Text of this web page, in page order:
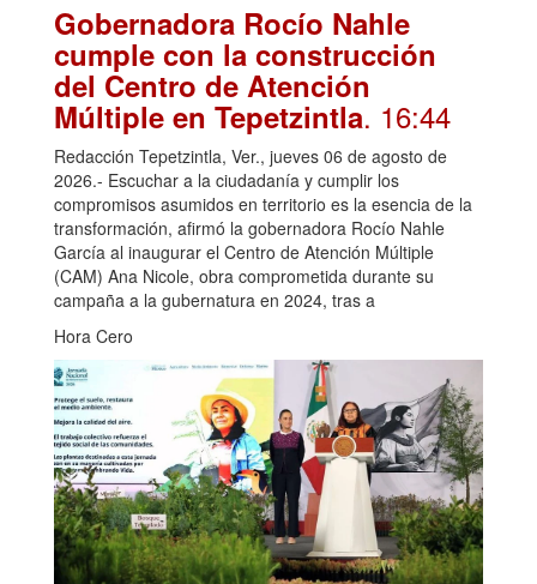
Gobernadora Rocío Nahle
cumple con la construcción
del Centro de Atención
Múltiple en Tepetzintla. 16:44
Redacción Tepetzintla, Ver., jueves 06 de agosto de
2026.- Escuchar a la ciudadanía y cumplir los
compromisos asumidos en territorio es la esencia de la
transformación, afirmó la gobernadora Rocío Nahle
García al inaugurar el Centro de Atención Múltiple
(CAM) Ana Nicole, obra comprometida durante su
campaña a la gubernatura en 2024, tras a
Hora Cero